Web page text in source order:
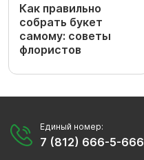
Как правильно
собрать букет
самому: советы
флористов
Единый номер:
7 (812) 666-5-666